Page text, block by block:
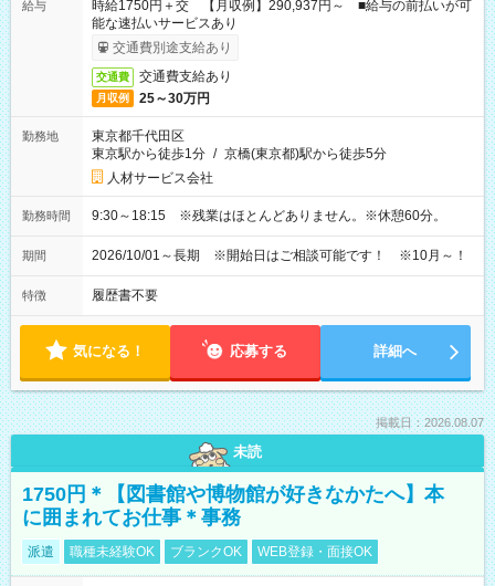
給与
時給1750円＋交 【月収例】290,937円～ ■給与の前払いが可
能な速払いサービスあり
交通費別途支給あり
交通費 交通費支給あり
月収例 25～30万円
勤務地
東京都千代田区
東京駅から徒歩1分 / 京橋(東京都)駅から徒歩5分
人材サービス会社
勤務時間 9:30～18:15 ※残業はほとんどありません。※休憩60分。
期間 2026/10/01～長期 ※開始日はご相談可能です！ ※10月～！
特徴 履歴書不要
気になる！ 応募する 詳細へ
掲載日：2026.08.07
未読
1750円＊【図書館や博物館が好きなかたへ】本
に囲まれてお仕事＊事務
派遣 職種未経験OK ブランクOK WEB登録・面接OK